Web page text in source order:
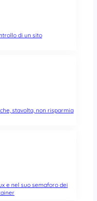
di un sito
stavolta, non risparmia
e nel suo semaforo dei